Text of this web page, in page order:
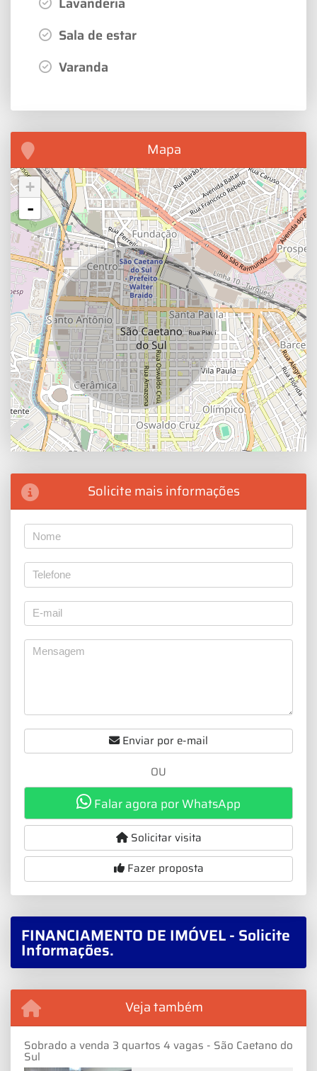
Sala de estar
Varanda
Mapa
+
-
Solicite mais informações
Enviar por e-mail
OU
Falar agora por WhatsApp
Solicitar visita
Fazer proposta
FINANCIAMENTO DE IMÓVEL - Solicite
Informações.
Veja também
Sobrado a venda 3 quartos 4 vagas - São Caetano do
Sul